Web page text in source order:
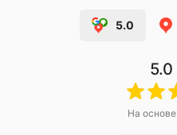
5.0
5.0
На основе